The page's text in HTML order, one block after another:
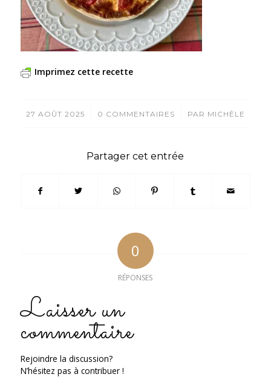
Imprimez cette recette
27 AOÛT 2025
/ 0 COMMENTAIRES
/ PAR MICHÈLE
Partager cet entrée
0
RÉPONSES
Laisser un
commentaire
Rejoindre la discussion?
N’hésitez pas à contribuer !